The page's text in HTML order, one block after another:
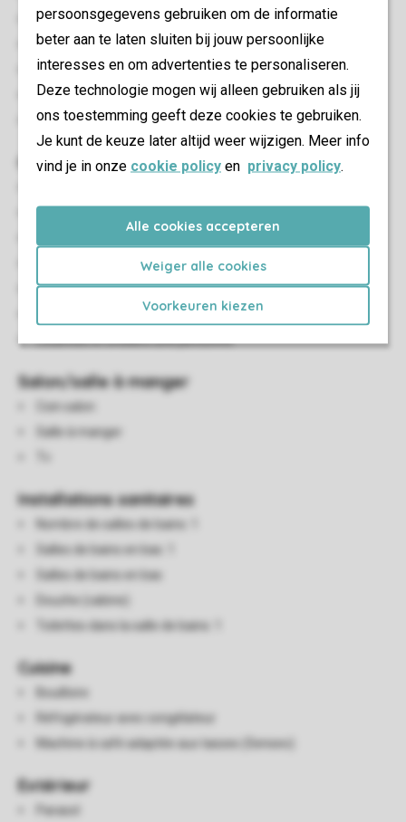
persoonsgegevens gebruiken om de informatie
beter aan te laten sluiten bij jouw persoonlijke
interesses en om advertenties te personaliseren.
Deze technologie mogen wij alleen gebruiken als jij
ons toestemming geeft deze cookies te gebruiken.
Je kunt de keuze later altijd weer wijzigen. Meer info
vind je in onze cookie policy en privacy policy.
Alle cookies accepteren
Weiger alle cookies
Voorkeuren kiezen
Wifi Gratuit
Convient pour 6 personnes
Interdiction de fumer
Animaux admis
Animaux non admis
Chambre(s) à coucher
Chambres au RDC: 3
Nombre de lits superposés: 1
Nombre de lits doubles: 1
Salon/salle à manger
Coin salon
Salle à manger
Installations sanitaires
Nombre de salles de bains: 1
Salles de bains en bas: 1
Salles de bains en bas
Douche (cabine)
Toilettes dans la salle de bains: 1
Cuisine
Bouilloire
Réfrigérateur avec congélateur
Machine à café adaptée aux tasses (Senseo)
Extérieur
Parasol